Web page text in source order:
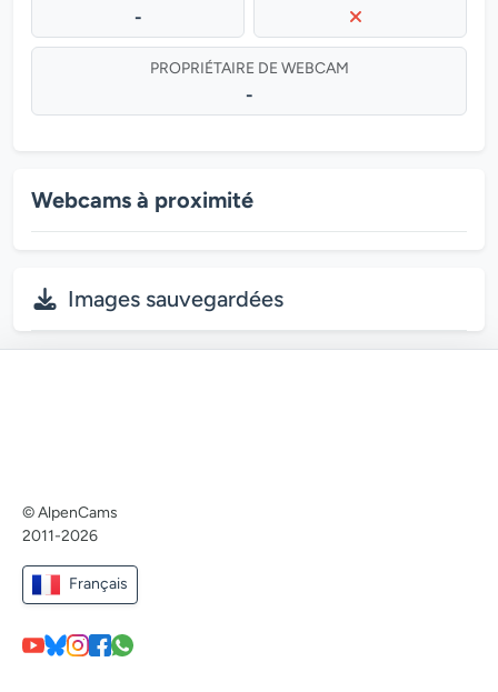
-
PROPRIÉTAIRE DE WEBCAM
-
Webcams à proximité
Images sauvegardées
© AlpenCams
2011-2026
Français